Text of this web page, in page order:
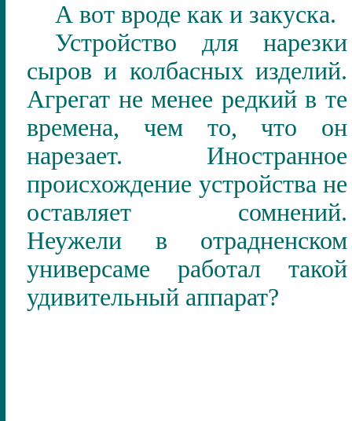
А вот вроде как и закуска.
Устройство для нарезки
сыров и колбасных изделий.
Агрегат не менее редкий в те
времена, чем то, что он
нарезает. Иностранное
происхождение устройства не
оставляет сомнений.
Неужели в отрадненском
универсаме работал такой
удивительный аппарат?